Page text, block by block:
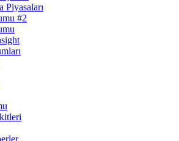
Piyasaları
#2